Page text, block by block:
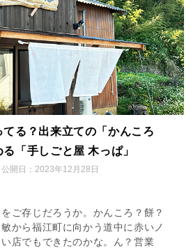
る？出来立ての「かんころ
「手しごと屋 木っぱ」
公開日： 2023年12月28日
ご存じだろうか。かんころ？餅？
から福江町に向かう道中に赤いノ
店でもできたのかな。ん？営業